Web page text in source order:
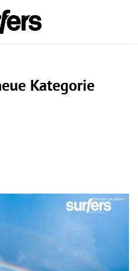
Kategorie